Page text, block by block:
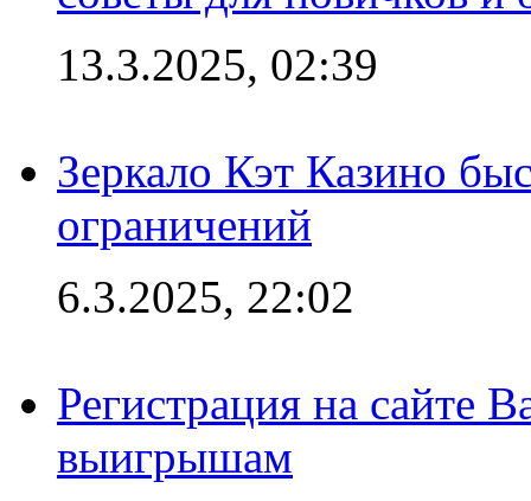
13.3.2025, 02:39
Зеркало Кэт Казино
ограничений
6.3.2025, 22:02
Регистрация на сайте
выигрышам